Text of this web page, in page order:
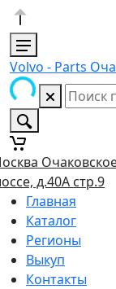
Volvo - Parts
д.40А стр.9
Главная
Каталог
Регионы
Выкуп
Контакты